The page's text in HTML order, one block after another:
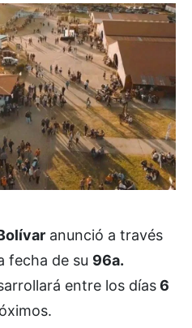
anunció a través
fecha de su 96a.
entre los días6